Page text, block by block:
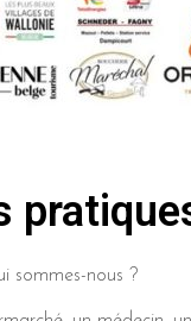
sommes-nous ?